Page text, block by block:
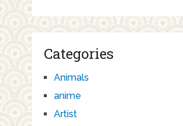
Categories
Animals
anime
Artist